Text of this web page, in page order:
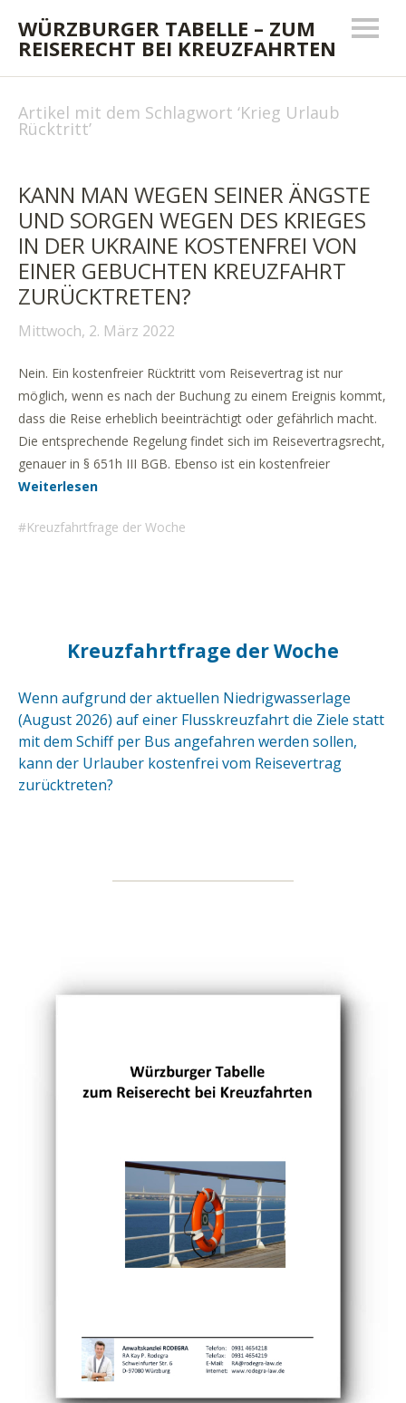
WÜRZBURGER TABELLE – ZUM
REISERECHT BEI KREUZFAHRTEN
Artikel mit dem Schlagwort ‘Krieg Urlaub
Rücktritt’
KANN MAN WEGEN SEINER ÄNGSTE
UND SORGEN WEGEN DES KRIEGES
IN DER UKRAINE KOSTENFREI VON
EINER GEBUCHTEN KREUZFAHRT
ZURÜCKTRETEN?
Mittwoch, 2. März 2022
Nein. Ein kostenfreier Rücktritt vom Reisevertrag ist nur
möglich, wenn es nach der Buchung zu einem Ereignis kommt,
dass die Reise erheblich beeinträchtigt oder gefährlich macht.
Die entsprechende Regelung findet sich im Reisevertragsrecht,
genauer in § 651h III BGB. Ebenso ist ein kostenfreier
Weiterlesen
Kreuzfahrtfrage der Woche
Kreuzfahrtfrage der Woche
Wenn aufgrund der aktuellen Niedrigwasserlage
(August 2026) auf einer Flusskreuzfahrt die Ziele statt
mit dem Schiff per Bus angefahren werden sollen,
kann der Urlauber kostenfrei vom Reisevertrag
zurücktreten?